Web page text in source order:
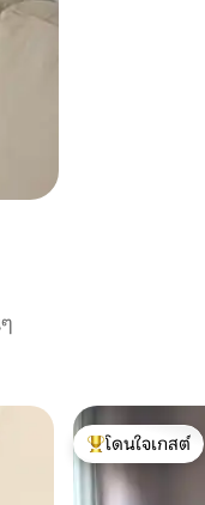
โดนใจเกสต์ที่สุด
โดนใจเกสต์